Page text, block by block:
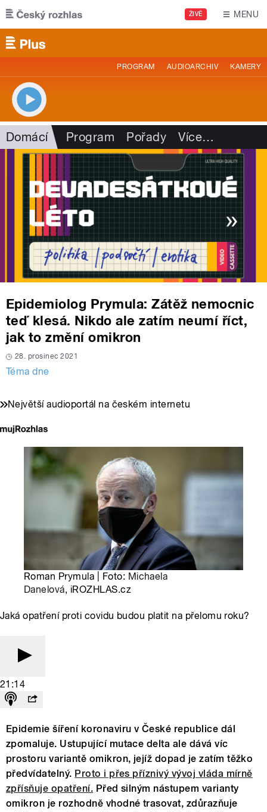
Přejít k hlavnímu obsahu
ŽIVĚ MENU
PROGRAM AUDIOARCHIV KAMERY
Domácí Program Pořady Více…
Epidemiolog Prymula: Zátěž nemocnic
teď klesá. Nikdo ale zatím neumí říct,
jak to změní omikron
28. prosinec 2021
Téma dne
Největší audioportál na českém internetu
Roman Prymula | Foto: Michaela
Danelová, iROZHLAS.cz
Jaká opatření proti covidu budou platit na přelomu roku?
21:14
Epidemie šíření koronaviru v České republice dál
zpomaluje. Ustupující mutace delta ale dává víc
prostoru variantě omikron, jejíž dopad je zatím těžko
předvídatelný. Proto i přes příznivý vývoj vláda mírně
zpřísňuje opatření. Před silným nástupem varianty
omikron je rozhodně vhodné trasovat, zdůrazňuje